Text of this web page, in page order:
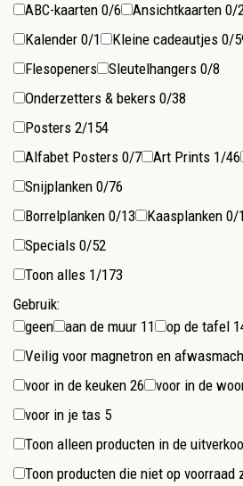
ABC-kaarten 0/6 Ansichtkaarten 0/
Kalender 0/1 Kleine cadeautjes 0/
Flesopeners
Sleutelhangers 0/8
Onderzetters & bekers 0/38
Posters 2/154
Alfabet Posters 0/7 Art Prints 1/46
Snijplanken 0/76
Borrelplanken 0/13 Kaasplanken 0/
Specials 0/52
Toon alles 1/173
Gebruik:
geen
aan de muur 11 op de tafel
Veilig voor magnetron en
voor in de keuken 26 voor in de
voor in je tas 5
Toon alleen producten in de
Toon producten die niet op voorraad